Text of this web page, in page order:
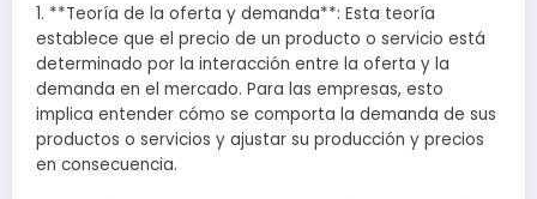
1. **Teoría de la oferta y demanda**: Esta teoría
establece que el precio de un producto o servicio está
determinado por la interacción entre la oferta y la
demanda en el mercado. Para las empresas, esto
implica entender cómo se comporta la demanda de sus
productos o servicios y ajustar su producción y precios
en consecuencia.